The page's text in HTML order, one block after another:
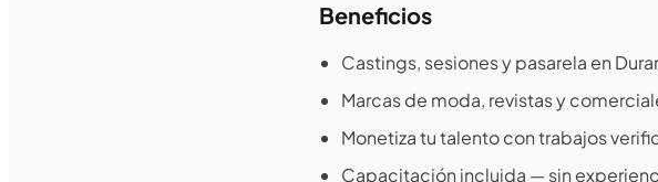
Beneficios
Castings, sesiones y pasarela en
Marcas de moda, revistas y
Monetiza tu talento con trabajos
Capacitación incluida — sin